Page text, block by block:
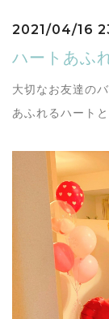
2021/04/16
ハートあふ
大切なお友達の
あふれるハート